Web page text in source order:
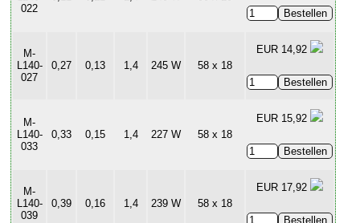
022
M-
L140-
027
0,27 0,13 1,4 245 W 58 x 18
EUR 14,92
M-
L140-
033
0,33 0,15 1,4 227 W 58 x 18
EUR 15,92
M-
L140-
039
0,39 0,16 1,4 239 W 58 x 18
EUR 17,92